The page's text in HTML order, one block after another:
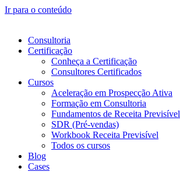
Ir para o conteúdo
Consultoria
Certificação
Conheça a Certificação
Consultores Certificados
Cursos
Aceleração em Prospecção Ativa
Formação em Consultoria
Fundamentos de Receita Previsível
SDR (Pré-vendas)
Workbook Receita Previsível
Todos os cursos
Blog
Cases